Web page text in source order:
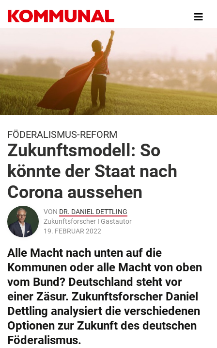
zum
Inhalt
FÖDERALISMUS-REFORM
Zukunftsmodell: So
könnte der Staat nach
Corona aussehen
VON DR. DANIEL DETTLING
Zukunftsforscher I Gastautor
19. FEBRUAR 2022
Alle Macht nach unten auf die
Kommunen oder alle Macht von oben
vom Bund? Deutschland steht vor
einer Zäsur. Zukunftsforscher Daniel
Dettling analysiert die verschiedenen
Optionen zur Zukunft des deutschen
Föderalismus.